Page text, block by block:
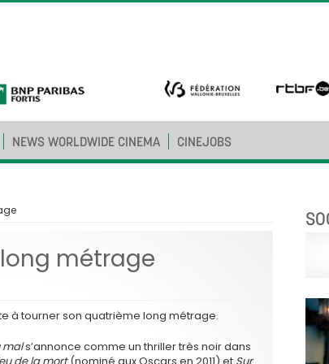
NEWS WORLDWIDE CINEMA CINEJOBS
métrage
à tourner son quatrième long métrage.
mals’annonce comme un thriller très noir dans
de la mort(nominé aux Oscars en 2011) et Sur